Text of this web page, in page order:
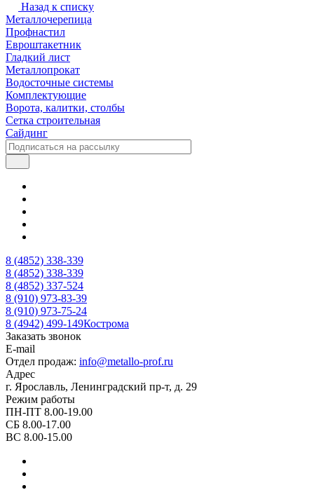
Назад к списку
Металлочерепица
Профнастил
Евроштакетник
Гладкий лист
Металлопрокат
Водосточные системы
Комплектующие
Ворота, калитки, столбы
Сетка строительная
Сайдинг
8 (4852) 338-339
8 (4852) 338-339
8 (4852) 337-524
8 (910) 973-83-39
8 (910) 973-75-24
8 (4942) 499-149Кострома
Заказать звонок
E-mail
Отдел продаж: info@metallo-prof.ru
Адрес
г. Ярославль, Ленинградский пр-т, д. 29
Режим работы
ПН-ПТ 8.00-19.00
СБ 8.00-17.00
ВС 8.00-15.00